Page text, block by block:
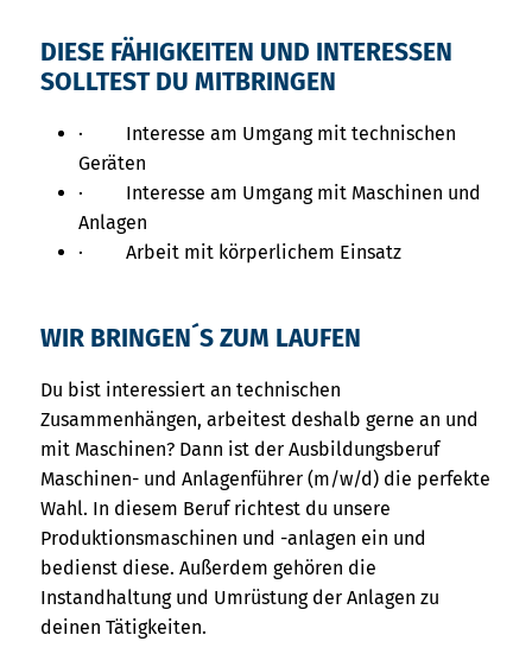
DIESE FÄHIGKEITEN UND INTERESSEN
SOLLTEST DU MITBRINGEN
· Interesse am Umgang mit technischen
Geräten
· Interesse am Umgang mit Maschinen und
Anlagen
· Arbeit mit körperlichem Einsatz
WIR BRINGEN´S ZUM LAUFEN
Du bist interessiert an technischen
Zusammenhängen, arbeitest deshalb gerne an und
mit Maschinen? Dann ist der Ausbildungsberuf
Maschinen- und Anlagenführer (m/w/d) die perfekte
Wahl. In diesem Beruf richtest du unsere
Produktionsmaschinen und -anlagen ein und
bedienst diese. Außerdem gehören die
Instandhaltung und Umrüstung der Anlagen zu
deinen Tätigkeiten.